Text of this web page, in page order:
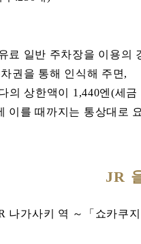
료 일반 주차장을 이용의
권을 통해 인식해 주면,
의 상한액이 1,440엔(세금
이를 때까지는 통상대로
JR
나가사키 역 ～「쇼카쿠